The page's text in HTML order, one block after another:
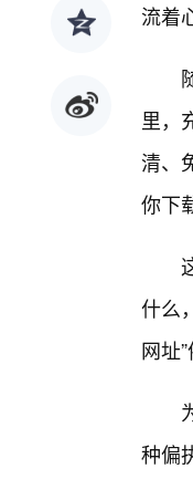
流着
里，
清、
你下
什么
网址
种偏